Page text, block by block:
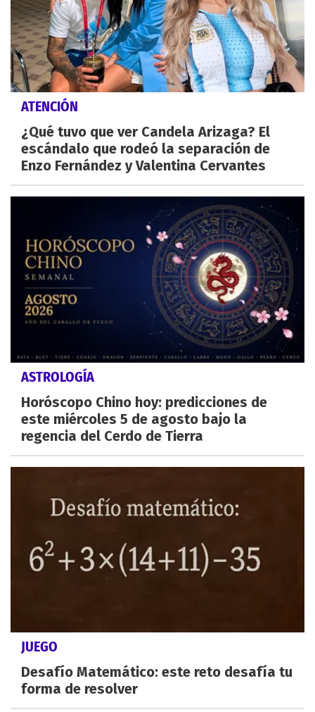
ATENCIÓN
¿Qué tuvo que ver Candela Arizaga? El
escándalo que rodeó la separación de
Enzo Fernández y Valentina Cervantes
ASTROLOGÍA
Horóscopo Chino hoy: predicciones de
este miércoles 5 de agosto bajo la
regencia del Cerdo de Tierra
JUEGO
Desafío Matemático: este reto desafía tu
forma de resolver